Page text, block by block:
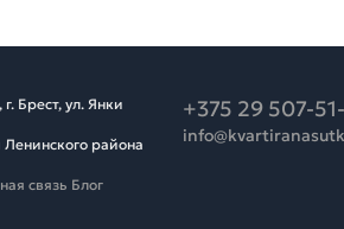
Брест, ул. Янки
района
связь Блог
+375 29 507-